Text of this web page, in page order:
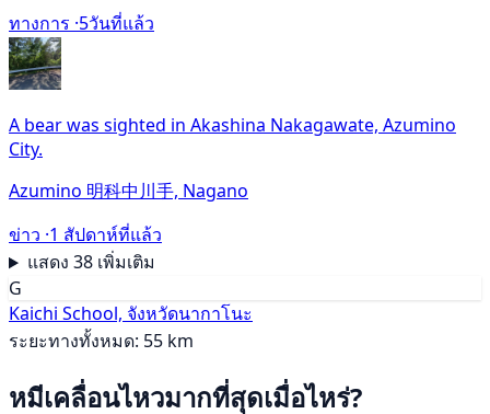
ทางการ ·5วันที่แล้ว
A bear was sighted in Akashina Nakagawate, Azumino
City.
Azumino 明科中川手, Nagano
ข่าว ·1 สัปดาห์ที่แล้ว
แสดง 38 เพิ่มเติม
G
Kaichi School, จังหวัดนากาโนะ
ระยะทางทั้งหมด: 55 km
หมีเคลื่อนไหวมากที่สุดเมื่อไหร่?